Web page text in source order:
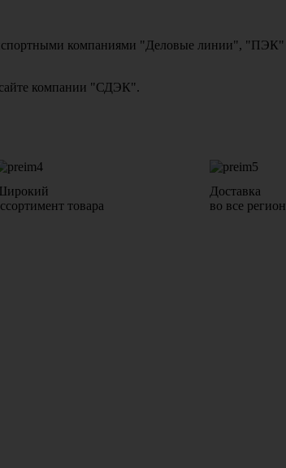
компаниями "Деловые линии",
сайте компании "СДЭК".
товара
Доставка
во все